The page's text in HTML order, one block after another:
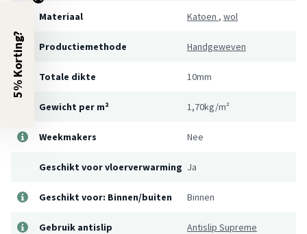
Materiaal Katoen , wol
Productiemethode Handgeweven
Totale dikte 10mm
Gewicht per m² 1,70kg/m²
Weekmakers Nee
Geschikt voor vloerverwarming Ja
Geschikt voor: Binnen/buiten Binnen
Gebruik antislip Antislip Supreme
5% Korting?